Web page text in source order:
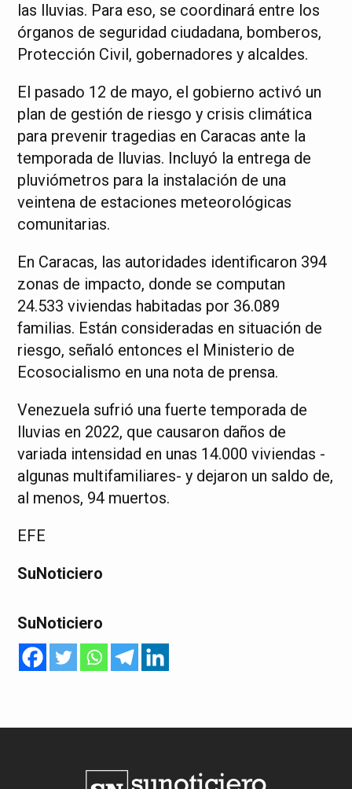
las lluvias. Para eso, se coordinará entre los
órganos de seguridad ciudadana, bomberos,
Protección Civil, gobernadores y alcaldes.
El pasado 12 de mayo, el gobierno activó un
plan de gestión de riesgo y crisis climática
para prevenir tragedias en Caracas ante la
temporada de lluvias. Incluyó la entrega de
pluviómetros para la instalación de una
veintena de estaciones meteorológicas
comunitarias.
En Caracas, las autoridades identificaron 394
zonas de impacto, donde se computan
24.533 viviendas habitadas por 36.089
familias. Están consideradas en situación de
riesgo, señaló entonces el Ministerio de
Ecosocialismo en una nota de prensa.
Venezuela sufrió una fuerte temporada de
lluvias en 2022, que causaron daños de
variada intensidad en unas 14.000 viviendas -
algunas multifamiliares- y dejaron un saldo de,
al menos, 94 muertos.
EFE
SuNoticiero
SuNoticiero